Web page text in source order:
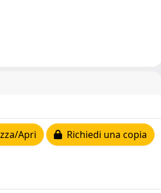
Apri Richiedi una copia